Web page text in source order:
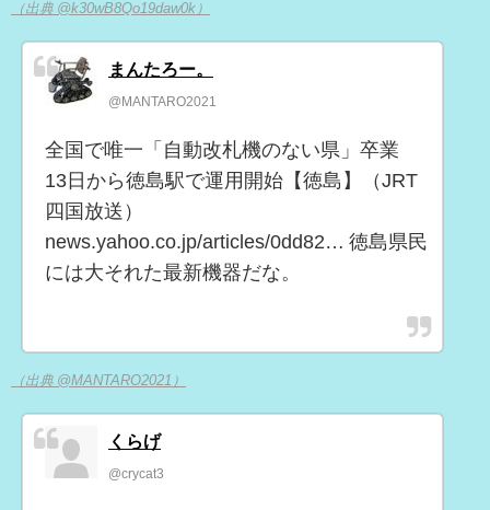
（出典 @k30wB8Qo19daw0k）
まんたろー。
@MANTARO2021
全国で唯一「自動改札機のない県」卒業
13日から徳島駅で運用開始【徳島】（JRT
四国放送）
news.yahoo.co.jp/articles/0dd82… 徳島県民
には大それた最新機器だな。
（出典 @MANTARO2021）
くらげ
@crycat3